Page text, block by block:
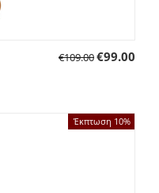
€109.00€99.00
Έκπτωση 10%